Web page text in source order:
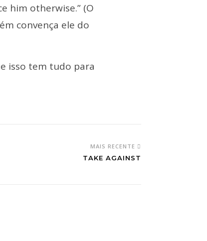
him otherwise.” (O
convença ele do
isso tem tudo para
MAIS RECENTE
TAKE AGAINST